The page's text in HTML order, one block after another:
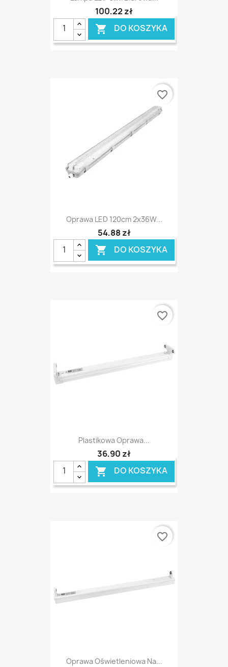
100,22 zł
 DO KOSZYKA
Oprawa LED 120cm 2x36W...
54,88 zł
 DO KOSZYKA
favorite_border
Plastikowa Oprawa...
36,90 zł
 DO KOSZYKA
favorite_border
Oprawa Oświetleniowa Na...
favorite_border